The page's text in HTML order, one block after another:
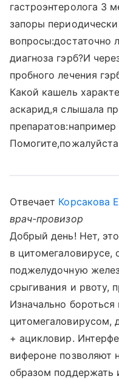
гастроэнтеролога 3
запоры
вопросы:достаточно
диагноза гэрб?И
пробного лечения
Какой кашель
аскарид,я слышала
Отвечает Корсакова
врач-провизор
Добрый день! Нет,
в
поджелудочную
срыгивания и рвоту,
Изначально
цитомегаловирусом,
+ ацикловир.
вифероне позволяют
образом поддержать